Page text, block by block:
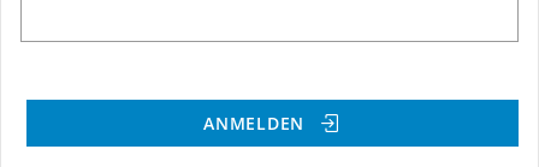
ANMELDEN